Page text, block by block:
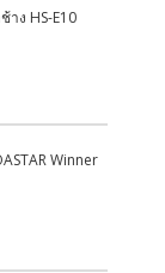
าง HS-E10
Winner